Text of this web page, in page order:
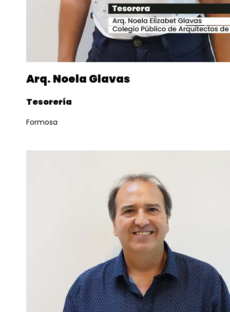
Arq. Noela Glavas
Tesorería
Formosa